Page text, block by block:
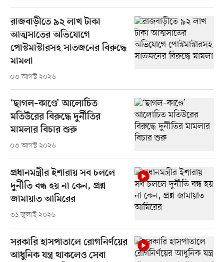
রাজবাড়ীতে ৯২ লাখ টাকা
আত্মসাতের অভিযোগে
পোস্টমাস্টারসহ সাতজনের বিরুদ্ধে
মামলা
০৩ আগস্ট ২০২৬
‘ছাগল–কাণ্ডে’ আলোচিত
মতিউরের বিরুদ্ধে দুর্নীতির
মামলার বিচার শুরু
০৩ আগস্ট ২০২৬
প্রধানমন্ত্রীর ইশারায় সব চললে
দুর্নীতি বন্ধ হয় না কেন, প্রশ্ন
জামায়াত আমিরের
৩১ জুলাই ২০২৬
সরকারি হাসপাতালে রোগনির্ণয়ের
আধুনিক যন্ত্র থাকলেও সেবা